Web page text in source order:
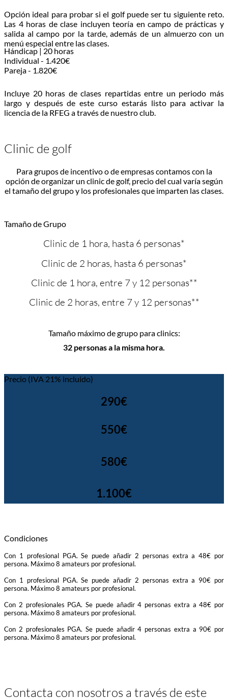
Opción ideal para probar si el golf puede ser tu siguiente reto.
Las 4 horas de clase incluyen teoría en campo de prácticas y
salida al campo por la tarde, además de un almuerzo con un
menú especial entre las clases.
Hándicap | 20 horas
Individual - 1.420€
Pareja - 1.820€
Incluye 20 horas de clases repartidas entre un periodo más
largo y después de este curso estarás listo para activar la
licencia de la RFEG a través de nuestro club.
Clinic de golf
Para grupos de incentivo o de empresas contamos con la
opción de organizar un clinic de golf, precio del cual varía según
el tamaño del grupo y los profesionales que imparten las clases.
Tamaño de Grupo
Clinic de 1 hora, hasta 6 personas*
Clinic de 2 horas, hasta 6 personas*
Clinic de 1 hora, entre 7 y 12 personas**
Clinic de 2 horas, entre 7 y 12 personas**
Tamaño máximo de grupo para clinics:
32 personas a la misma hora.
Precio (IVA 21% incluido)
290€
550€
580€
1.100€
Condiciones
Con 1 profesional PGA. Se puede añadir 2 personas extra a 48€ por
persona. Máximo 8 amateurs por profesional.
Con 1 profesional PGA. Se puede añadir 2 personas extra a 90€ por
persona. Máximo 8 amateurs por profesional.
Con 2 profesionales PGA. Se puede añadir 4 personas extra a 48€ por
persona. Máximo 8 amateurs por profesional.
Con 2 profesionales PGA. Se puede añadir 4 personas extra a 90€ por
persona. Máximo 8 amateurs por profesional.
Contacta con nosotros a través de este